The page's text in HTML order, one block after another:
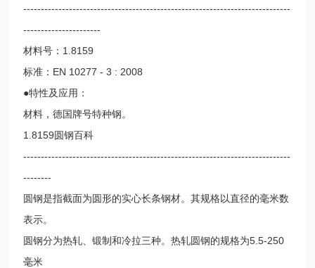
----------------------------------------------------------------------------
----------------------
材料号：1.8159
标准：EN 10277 - 3 : 2008
●特性及应用：
材料，德国牌号特种钢。
1.8159圆钢百科
----------------------------------------------------------------------------
--------
圆钢是指截面为圆形的实心长条钢材。其规格以直径的毫米数
表示。
圆钢分为热轧、锻制和冷拉三种。热轧圆钢的规格为5.5-250
毫米